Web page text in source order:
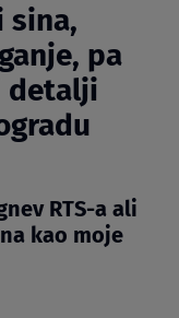
sina,
pa
detalji
RTS-a ali
kao moje